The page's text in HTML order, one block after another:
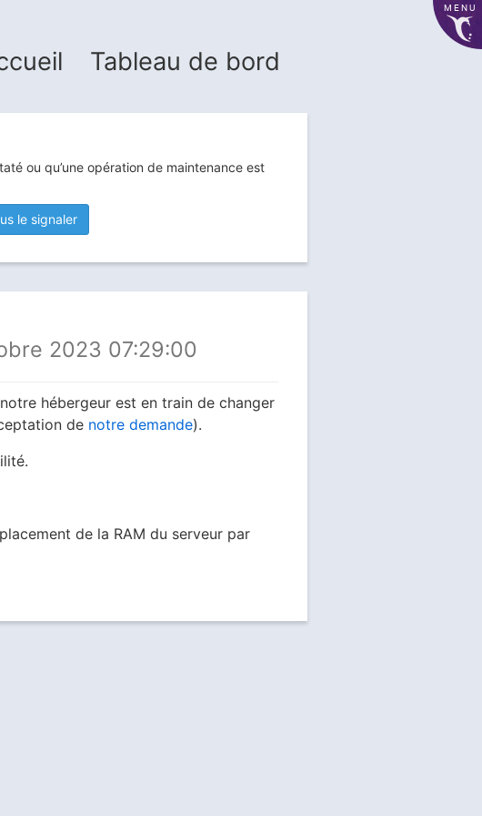
MENU
Tableau de bord
ou qu’une opération de maintenance est
le signaler
2023 07:29:00
hébergeur est en train de changer
de notre demande).
de la RAM du serveur par